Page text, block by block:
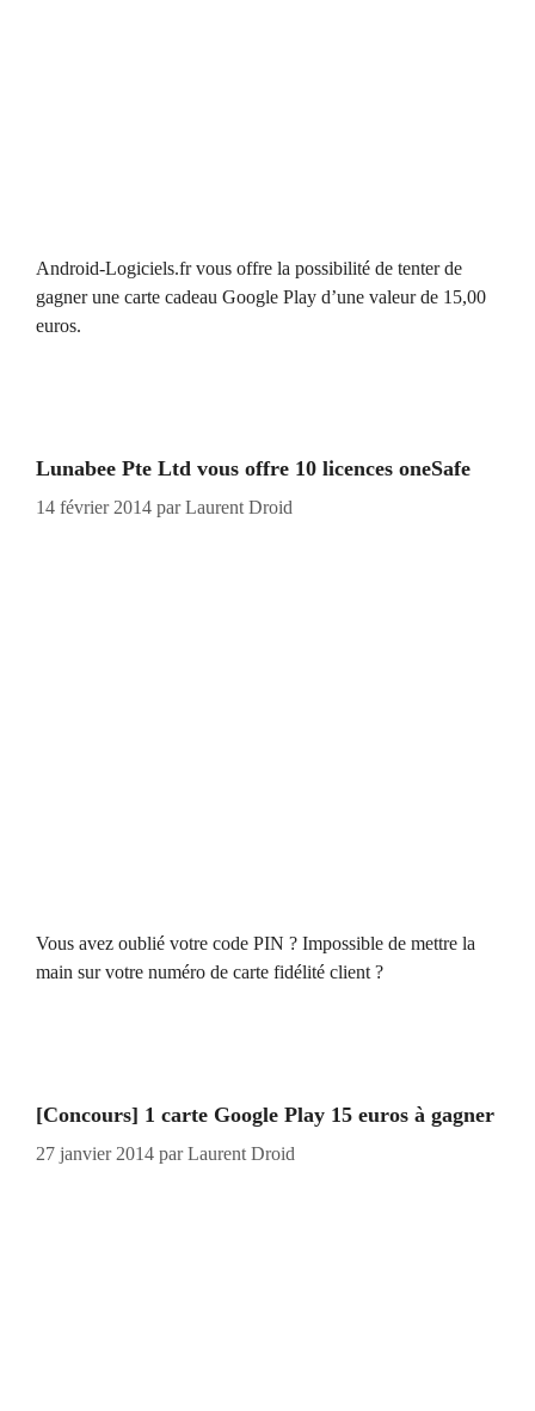
Android-Logiciels.fr vous offre la possibilité de tenter de
gagner une carte cadeau Google Play d’une valeur de 15,00
euros.
Lunabee Pte Ltd vous offre 10 licences oneSafe
14 février 2014 parLaurent Droid
Vous avez oublié votre code PIN ? Impossible de mettre la
main sur votre numéro de carte fidélité client ?
[Concours] 1 carte Google Play 15 euros à gagner
27 janvier 2014 parLaurent Droid